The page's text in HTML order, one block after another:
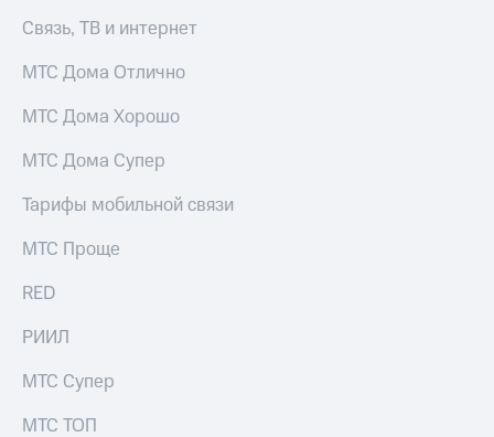
Связь, ТВ и интернет
МТС Дома Отлично
МТС Дома Хорошо
МТС Дома Супер
Тарифы мобильной связи
МТС Проще
RED
РИИЛ
МТС Супер
МТС ТОП